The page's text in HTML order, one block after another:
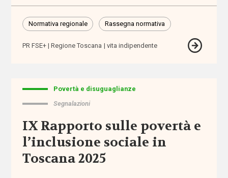
nazionale
Normativa
regionale
vista
normativa
Spazio ai
promotori
Normativa regionale Rassegna normativa
PR FSE+ Regione Toscana vita indipendente
Povertà e disuguaglianze
Segnalazioni
IX Rapporto sulle povertà e
l’inclusione sociale in
Toscana 2025